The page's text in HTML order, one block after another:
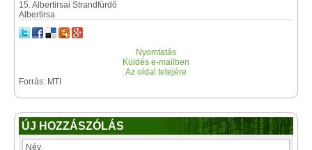
15. Albertirsai Strandfürdő
Albertirsa
Nyomtatás
Küldés e-mailben
Az oldal tetejére
Forrás: MTI
ÚJ HOZZÁSZÓLÁS